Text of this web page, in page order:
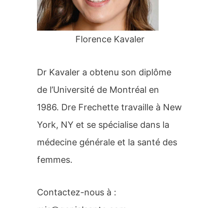
:
Florence Kavaler
Dr Kavaler a obtenu son diplôme
de l’Université de Montréal en
1986. Dre Frechette travaille à New
York, NY et se spécialise dans la
médecine générale et la santé des
femmes.
Contactez-nous à :